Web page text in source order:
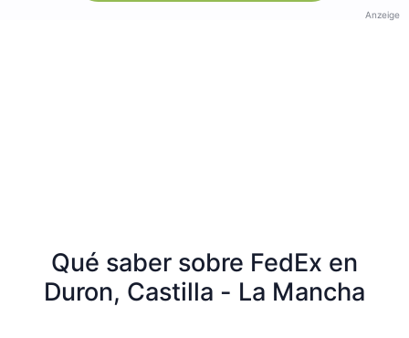
Anzeige
Qué saber sobre FedEx en
Duron, Castilla - La Mancha